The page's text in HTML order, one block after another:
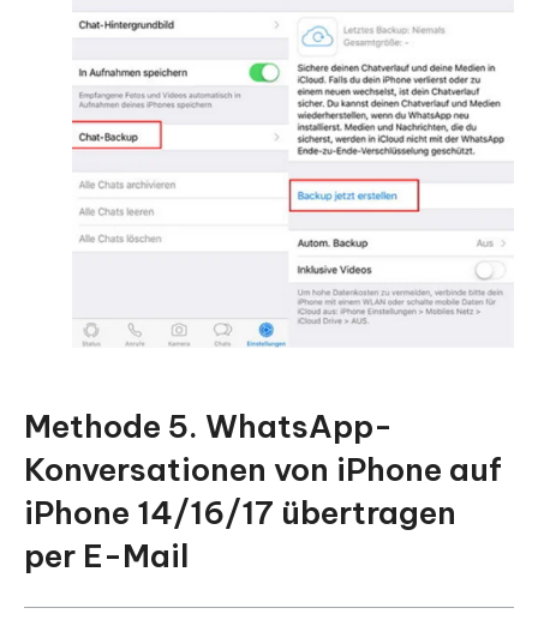
Methode 5. WhatsApp-
Konversationen von iPhone auf
iPhone 14/16/17 übertragen
per E-Mail